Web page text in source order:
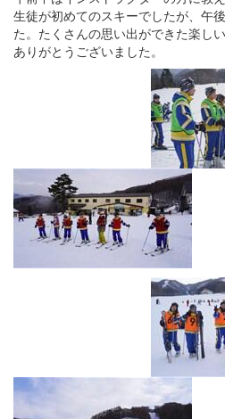
生徒が初めてのスキーでしたが、午
た。たくさんの思い出ができた楽し
ありがとうございました。